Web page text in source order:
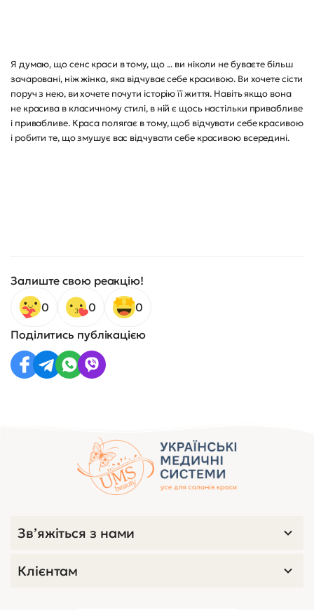
Я думаю, що сенс краси в тому, що ... ви ніколи не буваєте більш
зачаровані, ніж жінка, яка відчуває себе красивою. Ви хочете сісти
поруч з нею, ви хочете почути історію її життя. Навіть якщо вона
не красива в класичному стилі, в ній є щось настільки привабливе
і привабливе. Краса полягає в тому, щоб відчувати себе красивою
і робити те, що змушує вас відчувати себе красивою всередині.
Залиште свою реакцію!
0
0
0
Поділитись публікацією
Зв’яжіться з нами
Клієнтам